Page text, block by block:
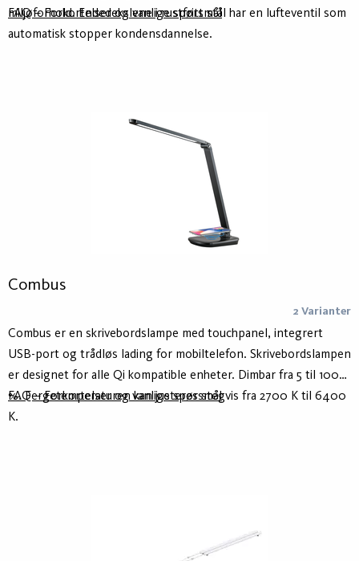
miljøforhold. Endedekslene i rustfritt stål har en lufteventil som
automatisk stopper kondensdannelse.
FAQ – Forkortelser og vanlige spørsmål
Combus
2 Varianter
Combus er en skrivebordslampe med touchpanel, integrert
USB-port og trådløs lading for mobiltelefon. Skrivebordslampen
er designet for alle Qi kompatible enheter. Dimbar fra 5 til 100
%. Fergetemperaturen kan justeres stegvis fra 2700 K til 6400
K.
FAQ – Forkortelser og vanlige spørsmål